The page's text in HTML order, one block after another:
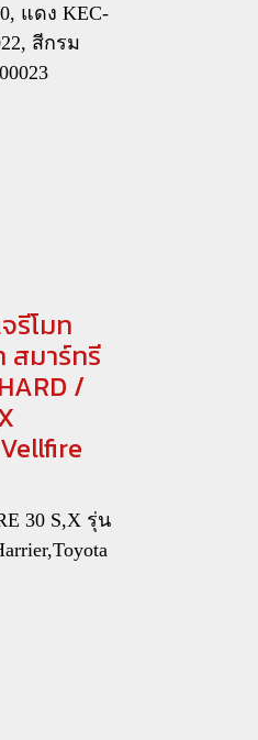
แดง KEC-
สีกรม
รีโมท
สมาร์ทรี
/
30 S,X รุ่น